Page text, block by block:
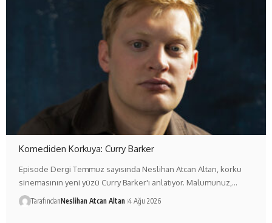
Komediden Korkuya: Curry Barker
Episode Dergi Temmuz sayısında Neslihan Atcan Altan, korku
sinemasının yeni yüzü Curry Barker'ı anlatıyor. Malumunuz,…
TarafındanNeslihan Atcan Altan 4 Ağu 2026